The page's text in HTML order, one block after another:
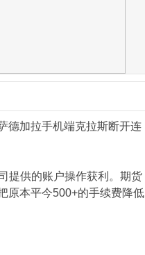
德加拉手机端克拉斯断开连
提供的账户操作获利。期货
原本平今500+的手续费降低